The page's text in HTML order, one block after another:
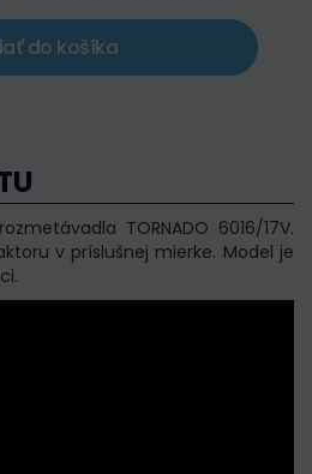
do košíka
TORNADO 6016/17V.
v príslušnej mierke. Model je